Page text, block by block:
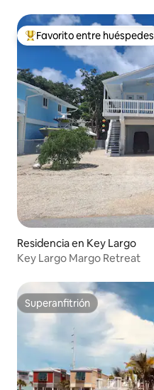
De los mejores en Favorito
Favorito entre huéspedes
Residencia en Key Largo
Key Largo Margo Retreat
Superanfitrión
Superanfitrión